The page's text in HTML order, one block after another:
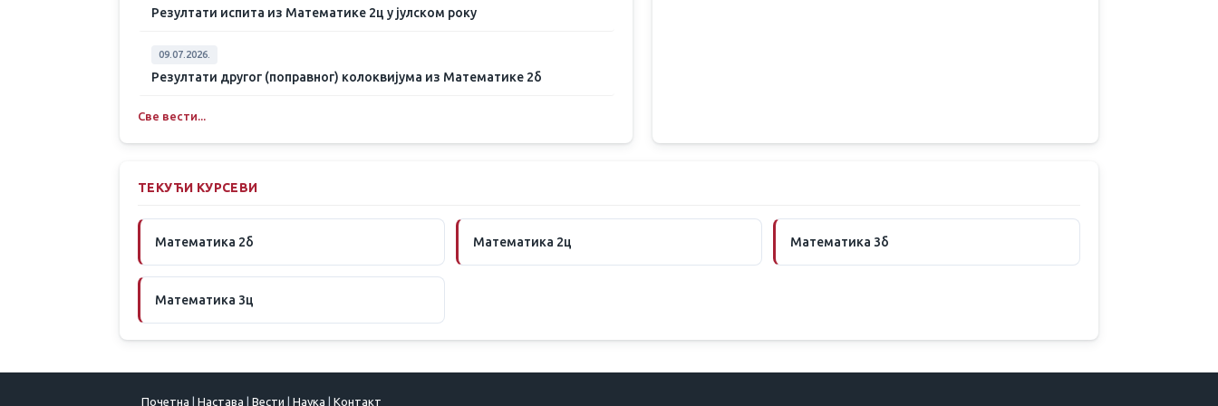
Резултати испита из Математике 2ц у јулском року
09.07.2026.
Резултати другог (поправног) колоквијума из Математике 2б
Све вести...
ТЕКУЋИ КУРСЕВИ
Математика 2б Математика 2ц Математика 3б
Математика 3ц
Почетна Настава Вести Наука Контакт